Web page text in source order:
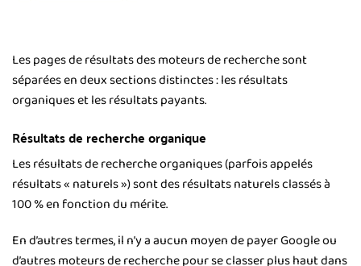
Les pages de résultats des moteurs de recherche sont
séparées en deux sections distinctes : les résultats
organiques et les résultats payants.
Résultats de recherche organique
Les résultats de recherche organiques (parfois appelés
résultats « naturels ») sont des résultats naturels classés à
100 % en fonction du mérite.
En d’autres termes, il n’y a aucun moyen de payer Google ou
d’autres moteurs de recherche pour se classer plus haut dans